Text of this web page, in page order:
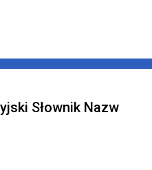
Słownik Nazw